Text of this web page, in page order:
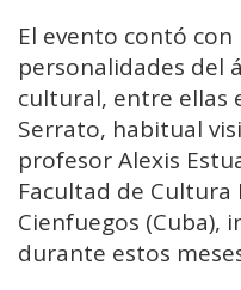
El evento contó con
personalidades del
cultural, entre ellas
Serrato, habitual
profesor Alexis
Facultad de Cultura
Cienfuegos (Cuba),
durante estos